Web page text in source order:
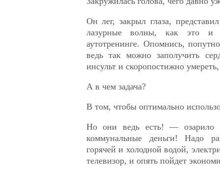
Он лег, закрыл глаза,
лазурные волны, как это и
аутотренинге. Опомнись,
ведь так можно заполучить
инсульт и скоропостижно
А в чем задача?
В том, чтобы оптимально
Но они ведь есть! — озарило
коммунальные деньги! Надо
горячей и холодной водой,
телевизор, и опять пойдет